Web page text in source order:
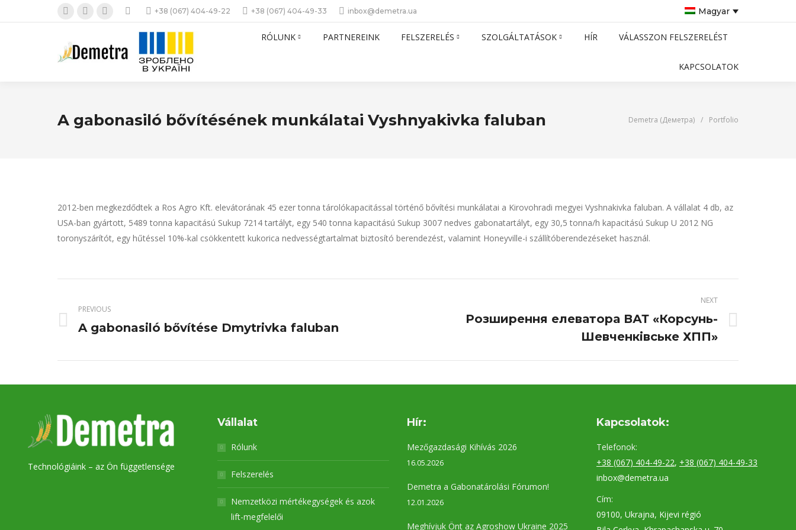
opensopensopens
+38 (067) 404-49-22 +38 (067) 404-49-33 inbox@demetra.ua Magyar
RÓLUNK PARTNEREINK FELSZERELÉS SZOLGÁLTATÁSOK HÍR VÁLASSZON FELSZERELÉST
KAPCSOLATOK
A gabonasiló bővítésének munkálatai Vyshnyakivka faluban Demetra (Деметра) / Portfolio
2012-ben megkezdődtek a Ros Agro Kft. elevátorának 45 ezer tonna tárolókapacitással történő bővítési munkálatai a Kirovohradi megyei Vyshnakivka faluban. A vállalat 4 db, az
USA-ban gyártott, 5489 tonna kapacitású Sukup 7214 tartályt, egy 540 tonna kapacitású Sukup 3007 nedves gabonatartályt, egy 30,5 tonna/h kapacitású Sukup U 2012 NG
toronyszárítót, egy hűtéssel 10%-kal csökkentett kukorica nedvességtartalmat biztosító berendezést, valamint Honeyville-i szállítóberendezéseket használ.
PREVIOUS
Previous
A gabonasiló bővítése Dmytrivka faluban
NEXT
Розширення елеватора ВАТ «Корсунь-
Шевченківське ХПП»
Technológiáink – az Ön függetlensége
Vállalat
Rólunk
Felszerelés
Nemzetközi mértékegységek és azok
lift-megfelelői
Hír:
Mezőgazdasági Kihívás 2026
16.05.2026
Demetra a Gabonatárolási Fórumon!
12.01.2026
Meghívjuk Önt az Agroshow Ukraine 2025
Kapcsolatok:
Telefonok:
+38 (067) 404-49-22, +38 (067) 404-49-33
inbox@demetra.ua
Cím:
09100, Ukrajna, Kijevi régió